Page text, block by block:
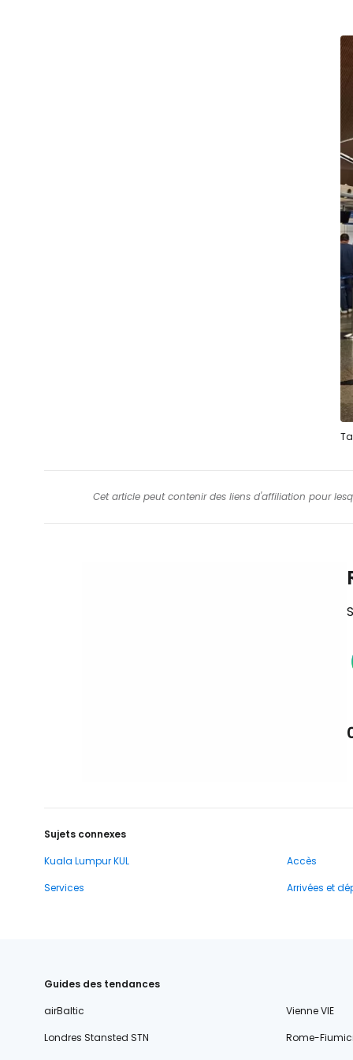
Cet article peut contenir des liens d'affiliation pour
Sujets connexes
Kuala Lumpur KUL
Accès
Services
Arrivées et
Guides des tendances
airBaltic
Vienne VIE
Londres Stansted STN
Rome-